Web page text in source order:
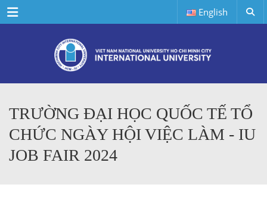
Menu English
TRƯỜNG ĐẠI HỌC QUỐC TẾ TỔ
CHỨC NGÀY HỘI VIỆC LÀM - IU
JOB FAIR 2024